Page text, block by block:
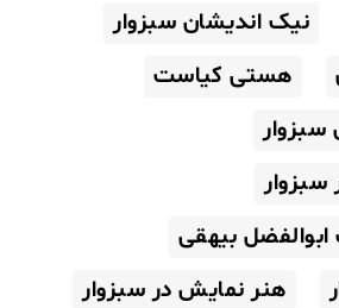
نیک اندیشان سبزوار
هستی کیاست
بیهقی
هنر نمایش در سبزوار